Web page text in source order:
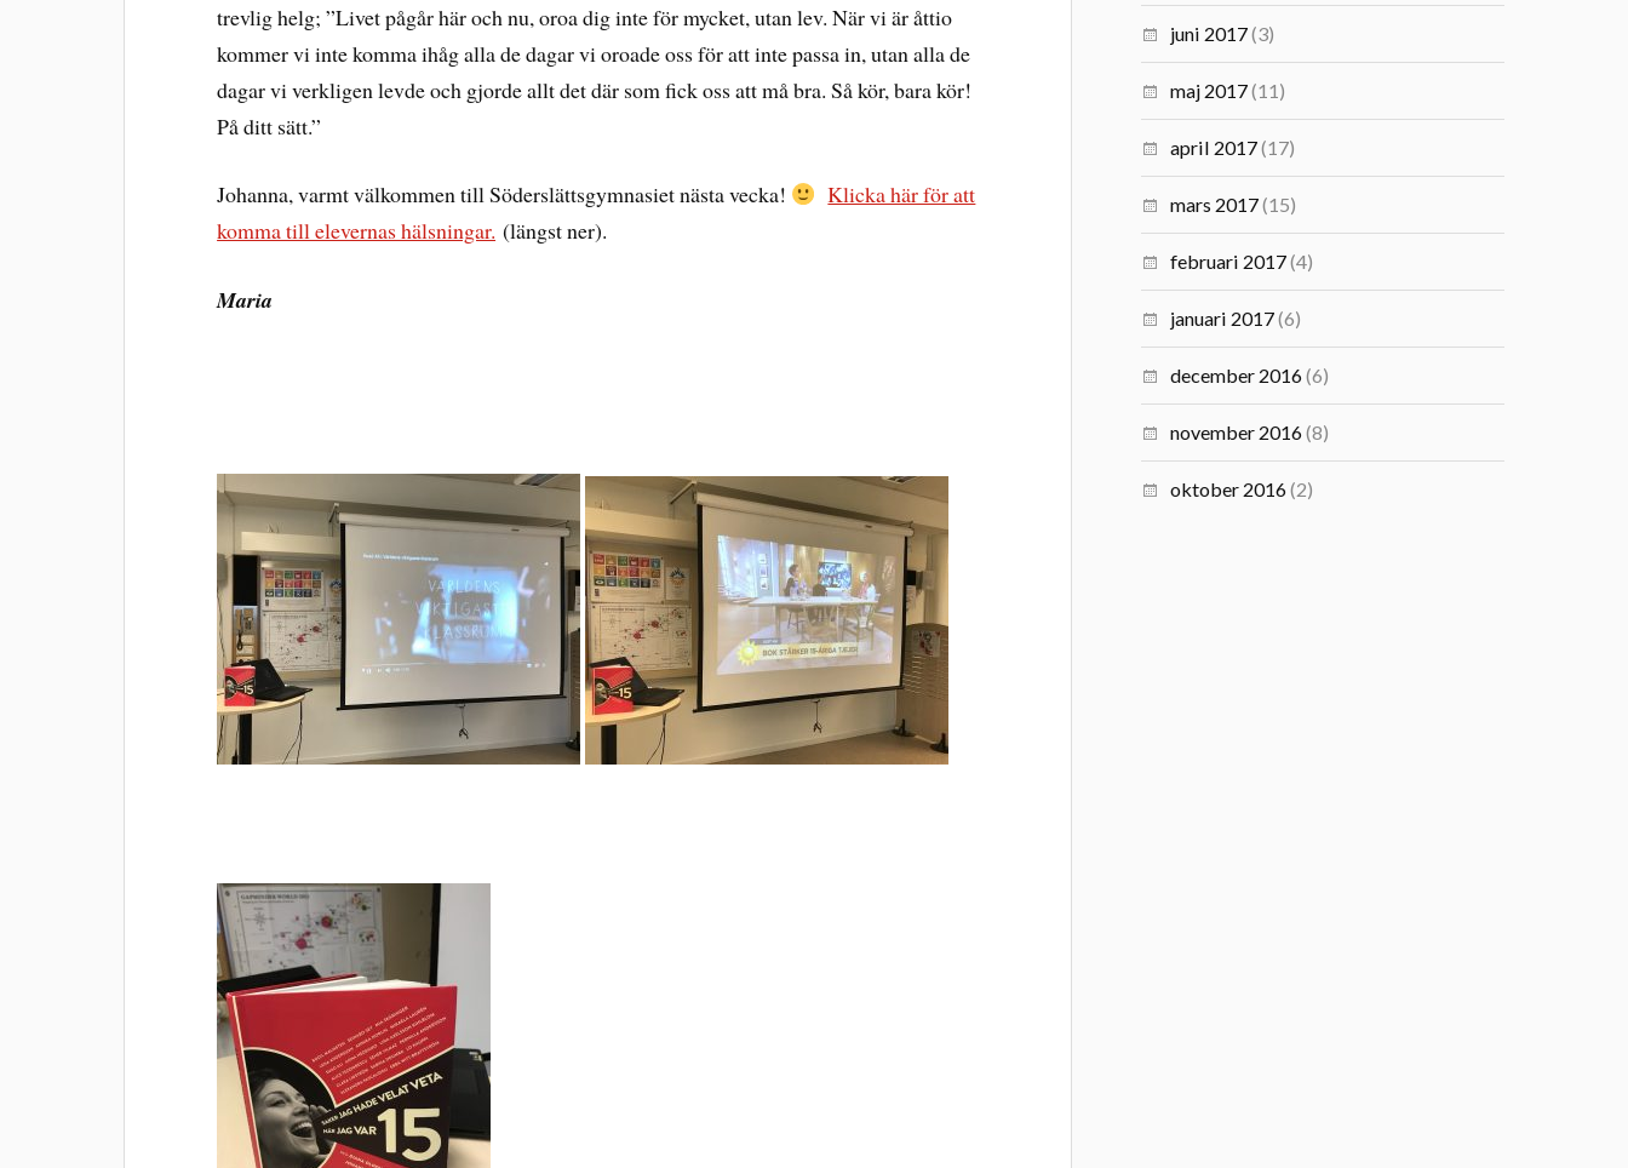
trevlig helg; ”Livet pågår här och nu, oroa dig inte för mycket, utan lev. När vi är åttio
kommer vi inte komma ihåg alla de dagar vi oroade oss för att inte passa in, utan alla de
dagar vi verkligen levde och gjorde allt det där som fick oss att må bra. Så kör, bara kör!
På ditt sätt.”
Johanna, varmt välkommen till Söderslättsgymnasiet nästa vecka!
Klicka här för att
komma till elevernas hälsningar. (längst ner).
Maria
juni 2017(3)
maj 2017(11)
april 2017(17)
mars 2017(15)
februari 2017(4)
januari 2017(6)
december 2016(6)
november 2016(8)
oktober 2016(2)